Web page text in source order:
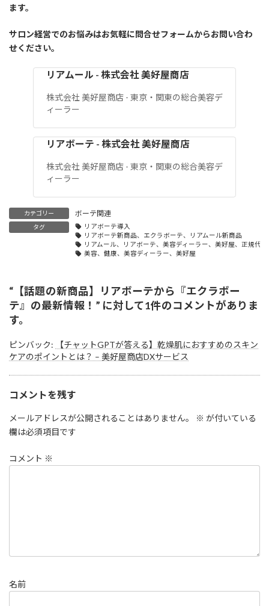
ます。
サロン経営でのお悩みはお気軽に問合せフォームからお問い合わ
せください。
リアムール - 株式会社 美好屋商店
株式会社 美好屋商店 - 東京・関東の総合美容デ
ィーラー
リアボーテ - 株式会社 美好屋商店
株式会社 美好屋商店 - 東京・関東の総合美容デ
ィーラー
カテゴリー ボーテ関連
タグ
リアボーテ導入
リアボーテ新商品、エクラボーテ、リアムール新商品
リアムール、リアボーテ、美容ディーラー、美好屋、正規代
美容、健康、美容ディーラー、美好屋
“ 【話題の新商品】リアボーテから『エクラボー
テ』の最新情報！ ” に対して1件のコメントがありま
す。
ピンバック:
【チャットGPTが答える】乾燥肌におすすめのスキン
ケアのポイントとは？ – 美好屋商店DXサービス
コメントを残す
メールアドレスが公開されることはありません。 ※ が付いている
欄は必須項目です
コメント ※
名前